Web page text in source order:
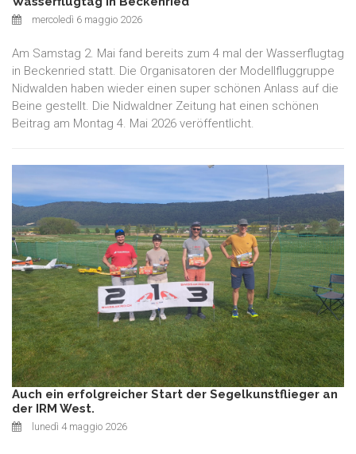
mercoledì 6 maggio 2026
Am Samstag 2. Mai fand bereits zum 4 mal der Wasserflugtag
in Beckenried statt. Die Organisatoren der Modellfluggruppe
Nidwalden haben wieder einen super schönen Anlass auf die
Beine gestellt. Die Nidwaldner Zeitung hat einen schönen
Beitrag am Montag 4. Mai 2026 veröffentlicht.
Auch ein erfolgreicher Start der Segelkunstflieger an
der IRM West.
lunedì 4 maggio 2026